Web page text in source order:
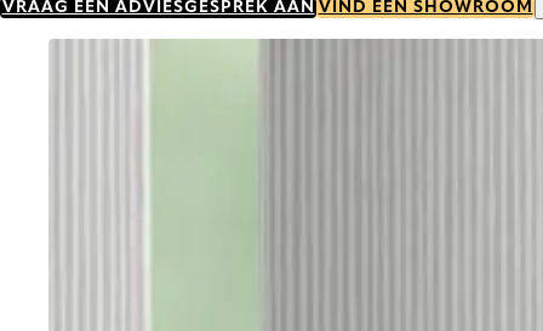
VRAAG EEN ADVIESGESPREK AAN VIND EEN SHOWROOM
Go to item 0